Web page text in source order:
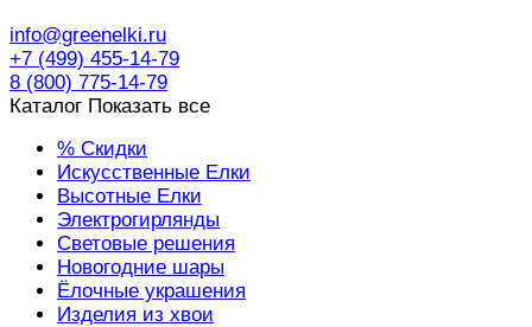
info@greenelki.ru
+7 (499) 455-14-79
8 (800) 775-14-79
Каталог Показать все
% Скидки
Искусственные Елки
Высотные Елки
Электрогирлянды
Световые решения
Новогодние шары
Ёлочные украшения
Изделия из хвои